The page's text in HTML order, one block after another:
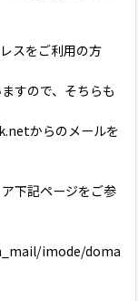
スをご利用の方
すので、そちらも
からのメールを
下記ページをご参
imode/doma